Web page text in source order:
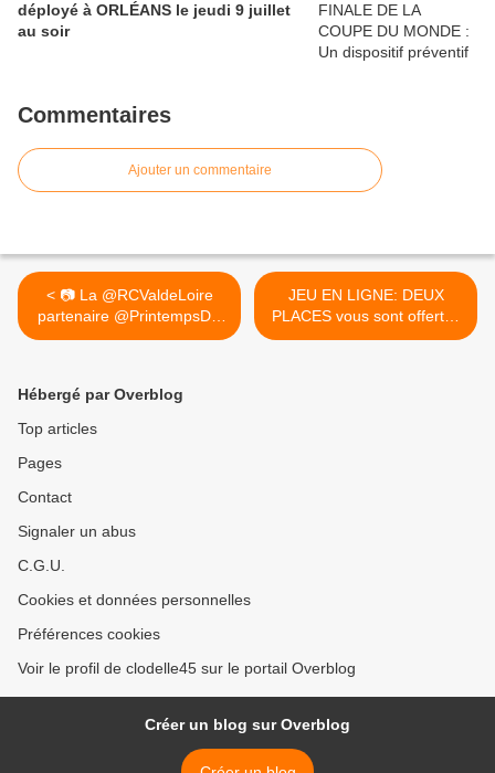
déployé à ORLÉANS le jeudi 9 juillet
au soir
Commentaires
Ajouter un commentaire
< 📷 La @RCValdeLoire
partenaire @PrintempsDB
...
JEU EN LIGNE: DEUX
PLACES vous sont offertes
par... >
Hébergé par Overblog
Top articles
Pages
Contact
Signaler un abus
C.G.U.
Cookies et données personnelles
Préférences cookies
Voir le profil de clodelle45 sur le portail Overblog
Créer un blog sur Overblog